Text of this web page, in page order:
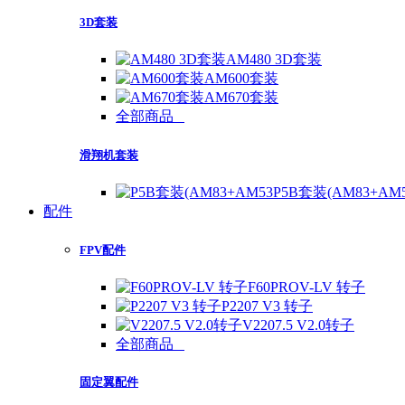
3D套装
AM480 3D套装
AM600套装
AM670套装
全部商品
滑翔机套装
P5B套装
配件
FPV配件
F60PROV-LV 转子
P2207 V3 转子
V2207.5 V2.0转子
全部商品
固定翼配件